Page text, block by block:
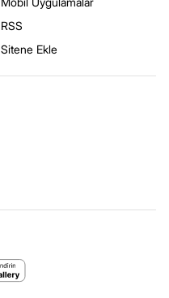
RSS
Sitene Ekle